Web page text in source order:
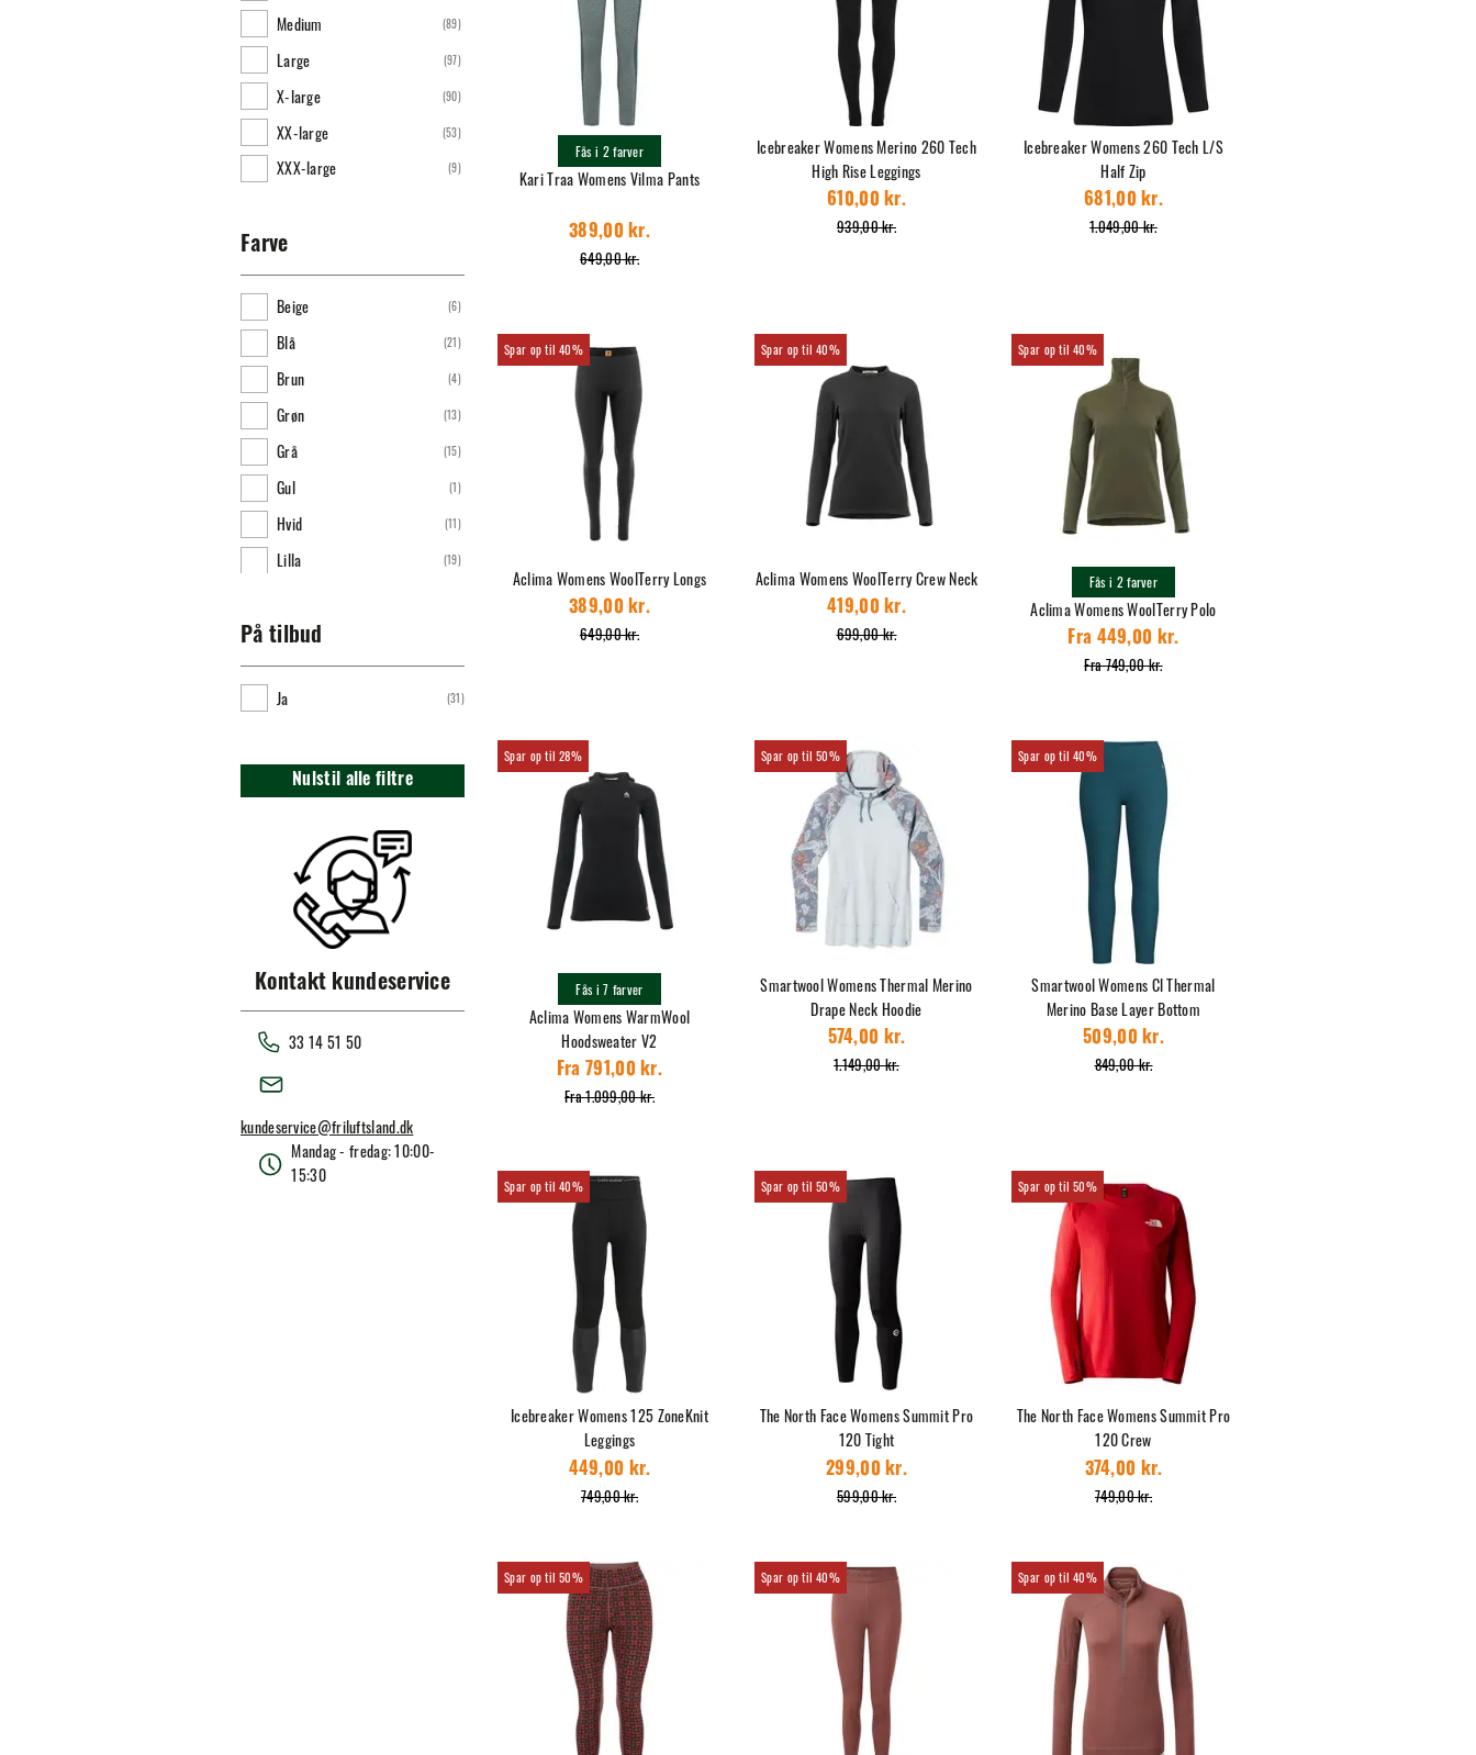
Medium (89)
Large (97)
X-large (90)
XX-large (53)
XXX-large (9)
Farve
Beige (6)
Blå (21)
Brun (4)
Grøn (13)
Grå (15)
Gul (1)
Hvid (11)
Lilla (19)
Orange
Pink (4)
Rød (7)
På tilbud
Ja (31)
Nulstil alle filtre
Kontakt kundeservice
33 14 51 50
kundeservice@friluftsland.dk
Mandag - fredag: 10:00-
15:30
Kari Traa Womens Vilma Pants
649,00 kr.
389,00 kr.
Fås i 2 farver
Icebreaker Womens Merino 260 Tech
High Rise Leggings
939,00 kr.
610,00 kr.
Icebreaker Womens 260 Tech L/S
Half Zip
1.049,00 kr.
681,00 kr.
40%
Aclima Womens WoolTerry Longs
649,00 kr.
389,00 kr.
40%
Aclima Womens WoolTerry Crew Neck
699,00 kr.
419,00 kr.
40%
Aclima Womens WoolTerry Polo
Fra 749,00 kr.
Fra 449,00 kr.
Fås i 2 farver
28%
Aclima Womens WarmWool
Hoodsweater V2
Fra 1.099,00 kr.
Fra 791,00 kr.
Fås i 7 farver
50%
Smartwool Womens Thermal Merino
Drape Neck Hoodie
1.149,00 kr.
574,00 kr.
40%
Smartwool Womens Cl Thermal
Merino Base Layer Bottom
849,00 kr.
509,00 kr.
40%
Icebreaker Womens 125 ZoneKnit
Leggings
749,00 kr.
449,00 kr.
50%
The North Face Womens Summit Pro
120 Tight
599,00 kr.
299,00 kr.
50%
The North Face Womens Summit Pro
120 Crew
749,00 kr.
374,00 kr.
50% 40% 40%